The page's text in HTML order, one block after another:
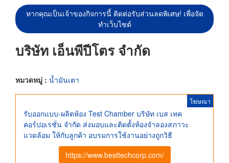
หากคุณเป็นเจ้าของกิจการนี้ ติดต่อรับส่วนลดพิเศษ! เพื่อจัด
ทำเว็บไซต์
บริษัท เอ็นพีปีโตร จำกัด
หมวดหมู่ : น้ำมันเตา
โฆษณา
รับออกแบบ-ผลิตห้อง Test Chamber บริษัท เบส เทค
คอร์ปอเรชั่น จำกัด ส่งมอบและติดตั้งห้องจำลองสภาวะ
แวดล้อม ให้กับลูกค้า อบรมการใช้งานอย่างถูกวิธี
https://www.besttechcorp.com/